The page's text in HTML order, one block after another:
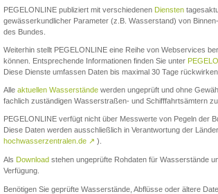
PEGELONLINE publiziert mit verschiedenen Diensten
gewässerkundlicher Parameter (z.B. Wasserstand) von
des Bundes.
Weiterhin stellt PEGELONLINE eine Reihe von Webservices
können. Entsprechende Informationen finden Sie unter
Diese Dienste umfassen Daten bis maximal 30 Tage
Alle aktuellen Wasserstände werden ungeprüft und ohne
fachlich zuständigen Wasserstraßen- und Schifffahrtsämtern
PEGELONLINE verfügt nicht über Messwerte von Pegeln der
Diese Daten werden ausschließlich in Verantwortung der
hochwasserzentralen.de ↗ ).
Als Download stehen ungeprüfte Rohdaten für Wasserstände
Verfügung.
Benötigen Sie geprüfte Wasserstände, Abflüsse oder ältere